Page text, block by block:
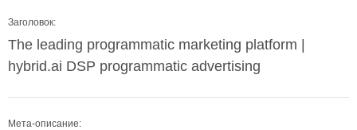
Заголовок:
The leading programmatic marketing platform |
hybrid.ai DSP programmatic advertising
Мета-описание: